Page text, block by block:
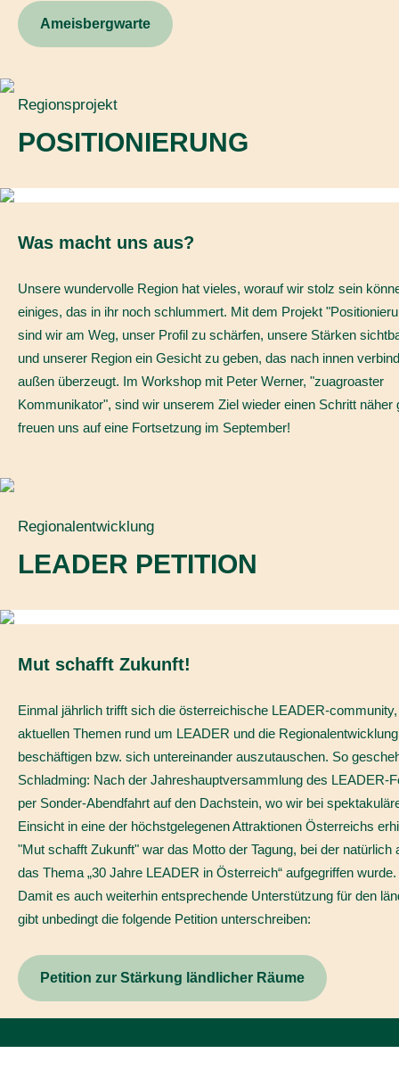
Ameisbergwarte
Regionsprojekt
POSITIONIERUNG
Was macht uns aus?
Unsere wundervolle Region hat vieles, worauf wir stolz sein
einiges, das in ihr noch schlummert. Mit dem Projekt
sind wir am Weg, unser Profil zu schärfen, unsere Stärken
und unserer Region ein Gesicht zu geben, das nach innen
außen überzeugt. Im Workshop mit Peter Werner, "zuagroaster
Kommunikator", sind wir unserem Ziel wieder einen Schritt näher
freuen uns auf eine Fortsetzung im September!
Regionalentwicklung
LEADER PETITION
Mut schafft Zukunft!
Einmal jährlich trifft sich die österreichische LEADER-
aktuellen Themen rund um LEADER und die
beschäftigen bzw. sich untereinander auszutauschen. So
Schladming: Nach der Jahreshauptversammlung des LEADER-
per Sonder-Abendfahrt auf den Dachstein, wo wir bei
Einsicht in eine der höchstgelegenen Attraktionen Österreichs
"Mut schafft Zukunft" war das Motto der Tagung, bei der natürlich
das Thema „30 Jahre LEADER in Österreich“ aufgegriffen wurde.
Damit es auch weiterhin entsprechende Unterstützung für den
gibt unbedingt die folgende Petition unterschreiben:
Petition zur Stärkung ländlicher Räume